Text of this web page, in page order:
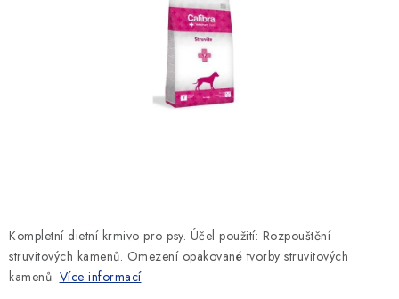
KRÁLÍCI/HLODAVCI/PTÁCI
Podmínky ochrany osobních údajů
Kompletní dietní krmivo pro psy. Účel použití: Rozpouštění
struvitových kamenů. Omezení opakované tvorby struvitových
kamenů. Více informací